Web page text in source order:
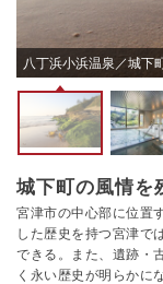
八丁浜小浜温泉／城下
城下町の風情を
宮津市の中心部に位置
した歴史を持つ宮津で
できる。また、遺跡・
く永い歴史が明らかに